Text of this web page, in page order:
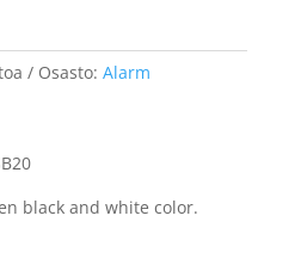
Osasto: Alarm
black and white color.